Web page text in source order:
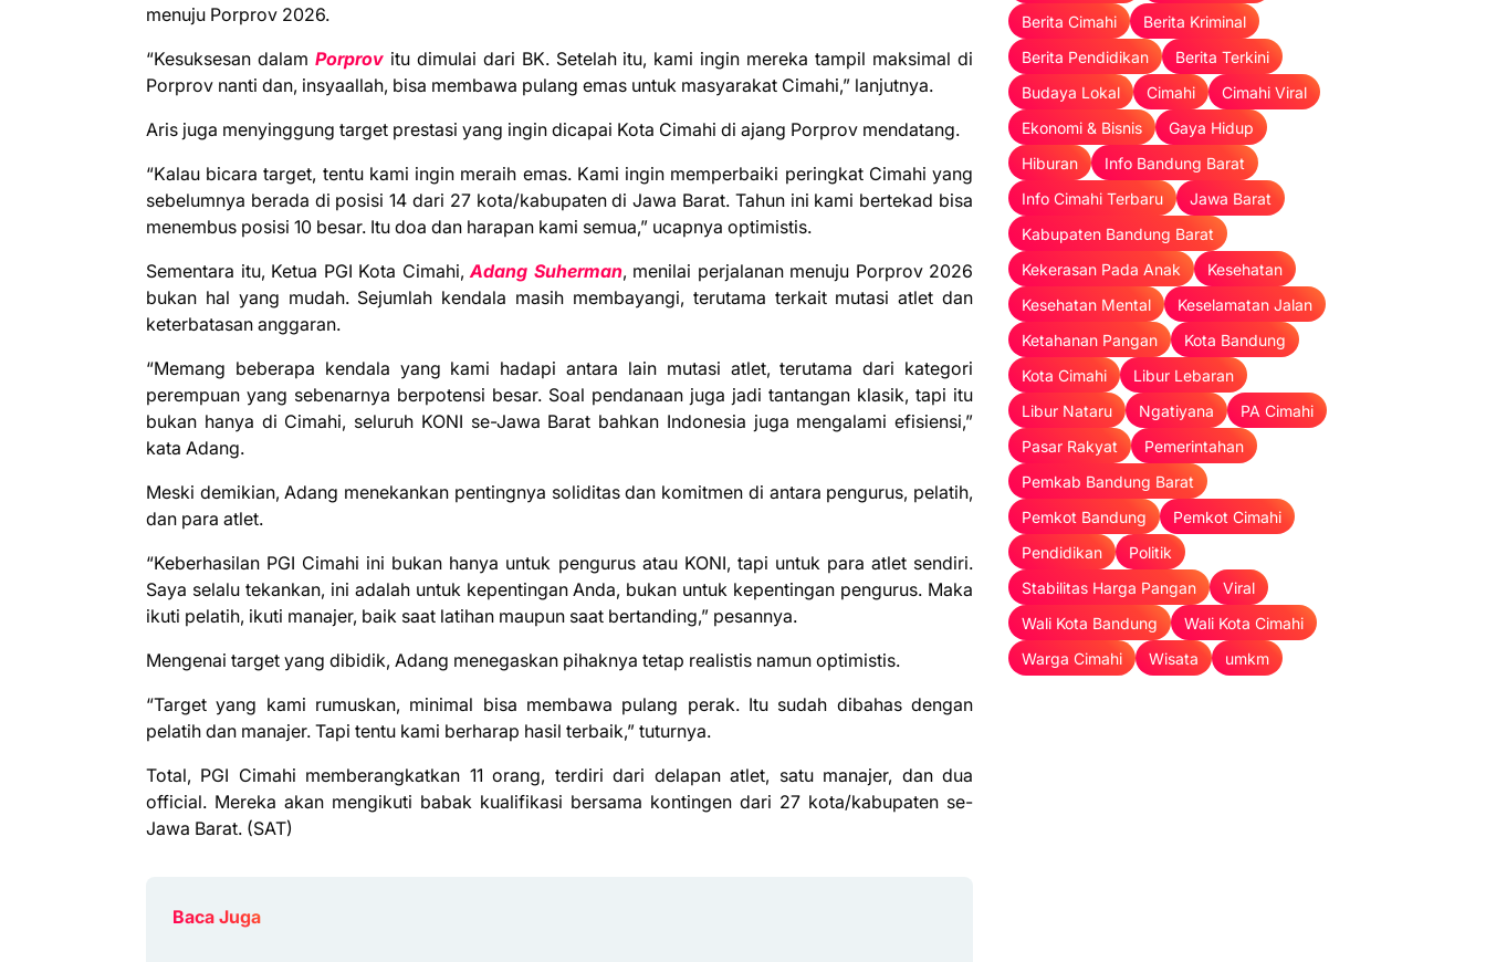
menuju Porprov 2026.
“Kesuksesan dalam Porprovitu dimulai dari BK. Setelah itu, kami ingin mereka tampil maksimal di
Porprov nanti dan, insyaallah, bisa membawa pulang emas untuk masyarakat Cimahi,” lanjutnya.
Aris juga menyinggung target prestasi yang ingin dicapai Kota Cimahi di ajang Porprov mendatang.
“Kalau bicara target, tentu kami ingin meraih emas. Kami ingin memperbaiki peringkat Cimahi yang
sebelumnya berada di posisi 14 dari 27 kota/kabupaten di Jawa Barat. Tahun ini kami bertekad bisa
menembus posisi 10 besar. Itu doa dan harapan kami semua,” ucapnya optimistis.
Sementara itu, Ketua PGI Kota Cimahi,Adang Suherman, menilai perjalanan menuju Porprov 2026
bukan hal yang mudah. Sejumlah kendala masih membayangi, terutama terkait mutasi atlet dan
keterbatasan anggaran.
“Memang beberapa kendala yang kami hadapi antara lain mutasi atlet, terutama dari kategori
perempuan yang sebenarnya berpotensi besar. Soal pendanaan juga jadi tantangan klasik, tapi itu
bukan hanya di Cimahi, seluruh KONI se-Jawa Barat bahkan Indonesia juga mengalami efisiensi,”
kata Adang.
Meski demikian, Adang menekankan pentingnya soliditas dan komitmen di antara pengurus, pelatih,
dan para atlet.
“Keberhasilan PGI Cimahi ini bukan hanya untuk pengurus atau KONI, tapi untuk para atlet sendiri.
Saya selalu tekankan, ini adalah untuk kepentingan Anda, bukan untuk kepentingan pengurus. Maka
ikuti pelatih, ikuti manajer, baik saat latihan maupun saat bertanding,” pesannya.
Mengenai target yang dibidik, Adang menegaskan pihaknya tetap realistis namun optimistis.
“Target yang kami rumuskan, minimal bisa membawa pulang perak. Itu sudah dibahas dengan
pelatih dan manajer. Tapi tentu kami berharap hasil terbaik,” tuturnya.
Total, PGI Cimahi memberangkatkan 11 orang, terdiri dari delapan atlet, satu manajer, dan dua
official. Mereka akan mengikuti babak kualifikasi bersama kontingen dari 27 kota/kabupaten se-
Jawa Barat. (SAT)
Baca Juga
Berita Cimahi
Berita Kriminal
Berita Pendidikan
Berita Terkini
Budaya Lokal
Cimahi
Cimahi Viral
Ekonomi & Bisnis
Gaya Hidup
Hiburan
Info Bandung Barat
Info Cimahi Terbaru
Jawa Barat
Kabupaten Bandung Barat
Kekerasan Pada Anak
Kesehatan
Kesehatan Mental
Keselamatan Jalan
Ketahanan Pangan
Kota Bandung
Kota Cimahi
Libur Lebaran
Libur Nataru
Ngatiyana
PA Cimahi
Pasar Rakyat
Pemerintahan
Pemkab Bandung Barat
Pemkot Bandung
Pemkot Cimahi
Pendidikan
Politik
Stabilitas Harga Pangan
Viral
Wali Kota Bandung
Wali Kota Cimahi
Warga Cimahi
Wisata umkm